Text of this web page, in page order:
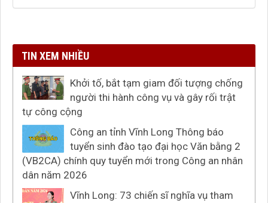
TIN XEM NHIỀU
Khởi tố, bắt tạm giam đối tượng chống
người thi hành công vụ và gây rối trật
tự công cộng
Công an tỉnh Vĩnh Long Thông báo
tuyển sinh đào tạo đại học Văn bằng 2
(VB2CA) chính quy tuyển mới trong Công an nhân
dân năm 2026
Vĩnh Long: 73 chiến sĩ nghĩa vụ tham